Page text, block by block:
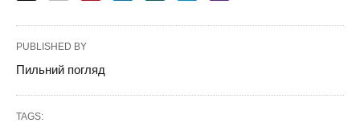
PUBLISHED BY
Пильний погляд
TAGS: